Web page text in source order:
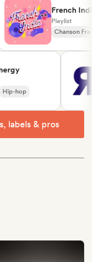
Playlist
labels & pros